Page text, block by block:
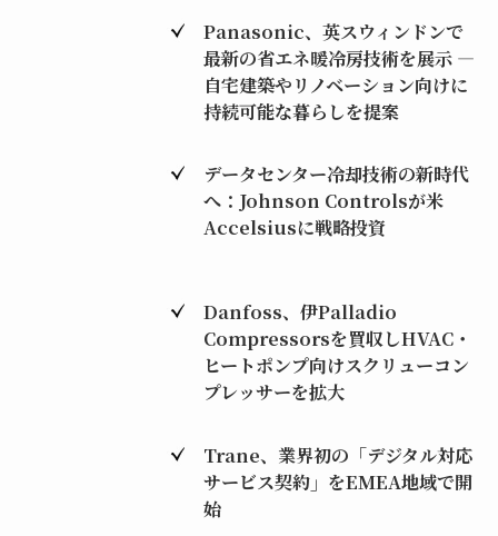
Panasonic、英スウィンドンで
最新の省エネ暖冷房技術を展示 ―
自宅建築やリノベーション向けに
持続可能な暮らしを提案
データセンター冷却技術の新時代
へ：Johnson Controlsが米
Accelsiusに戦略投資
Danfoss、伊Palladio
Compressorsを買収しHVAC・
ヒートポンプ向けスクリューコン
プレッサーを拡大
Trane、業界初の「デジタル対応
サービス契約」をEMEA地域で開
始